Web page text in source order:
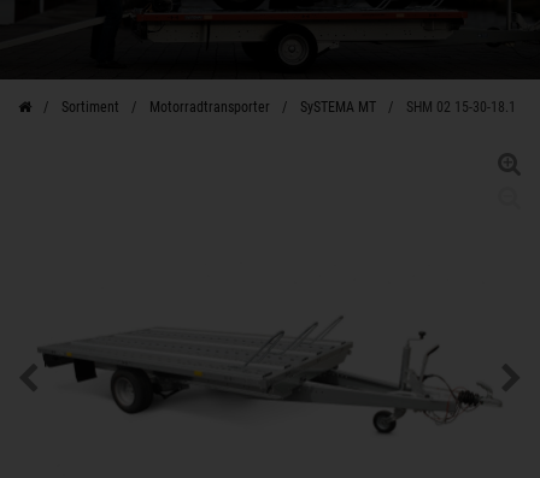
Sortiment Motorradtransporter SySTEMA MT SHM 02 15-30-18.1